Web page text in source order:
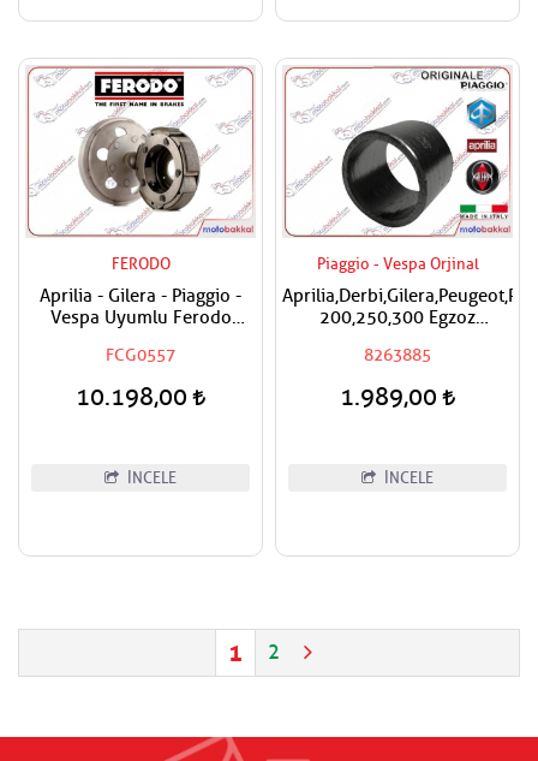
FERODO
Aprilia - Gilera - Piaggio -
Vespa Uyumlu Ferodo
Ve Tas Komple
FCG0557
10.198,00
İNCELE
Piaggio - Vespa Orjinal
200,250,300 Egzoz
8263885
1.989,00
İNCELE
1 2